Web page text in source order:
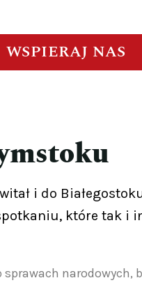
WSPIERAJ NAS
i do
które tak i
narodowych,